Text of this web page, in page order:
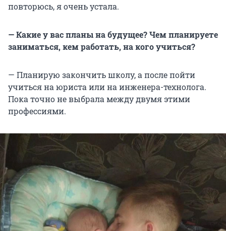
повторюсь, я очень устала.
— Какие у вас планы на будущее? Чем планируете
заниматься, кем работать, на кого учиться?
— Планирую закончить школу, а после пойти
учиться на юриста или на инженера-технолога.
Пока точно не выбрала между двумя этими
профессиями.